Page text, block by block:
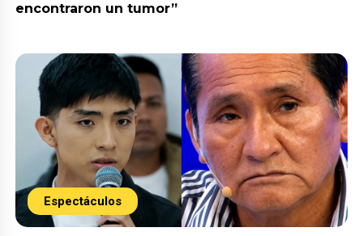
encontraron un tumor”
Espectáculos